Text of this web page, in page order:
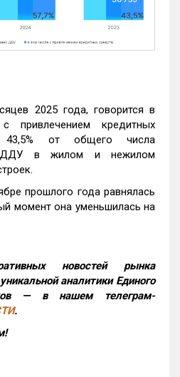
2025 года, говорится в
привлечением кредитных
43,5% от общего числа
ДДУ в жилом и нежилом
прошлого года равнялась
момент она уменьшилась на
новостей рынка
аналитики Единого
— в нашем телеграм-
.